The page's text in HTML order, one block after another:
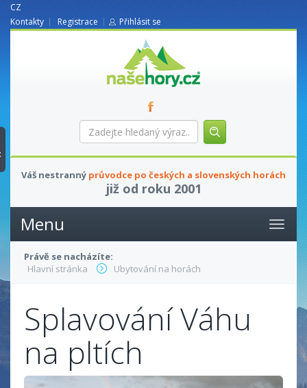
CZ
Kontakty
Registrace Přihlásit se
nasehory.cz
Zadejte
hledaný
Váš nestranný průvodce po českých a slovenských horách
již od roku 2001
Menu
Právě se nacházíte:
Hlavní stránka
Ubytování na horách
Splavování Váhu
na pltích